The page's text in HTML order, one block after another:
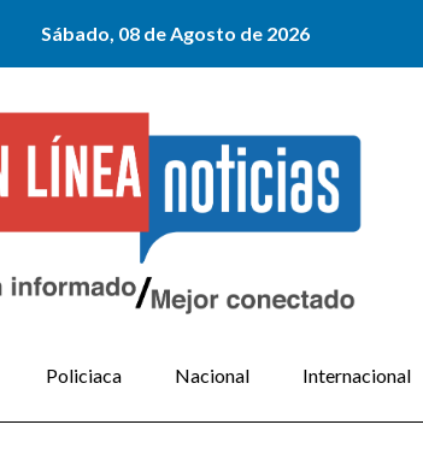
Sábado, 08 de Agosto de 2026
Policiaca Nacional Internacional